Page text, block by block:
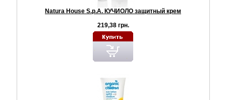
Natura House S.p.A. КУЧИОЛО защитный крем
219,38 грн.